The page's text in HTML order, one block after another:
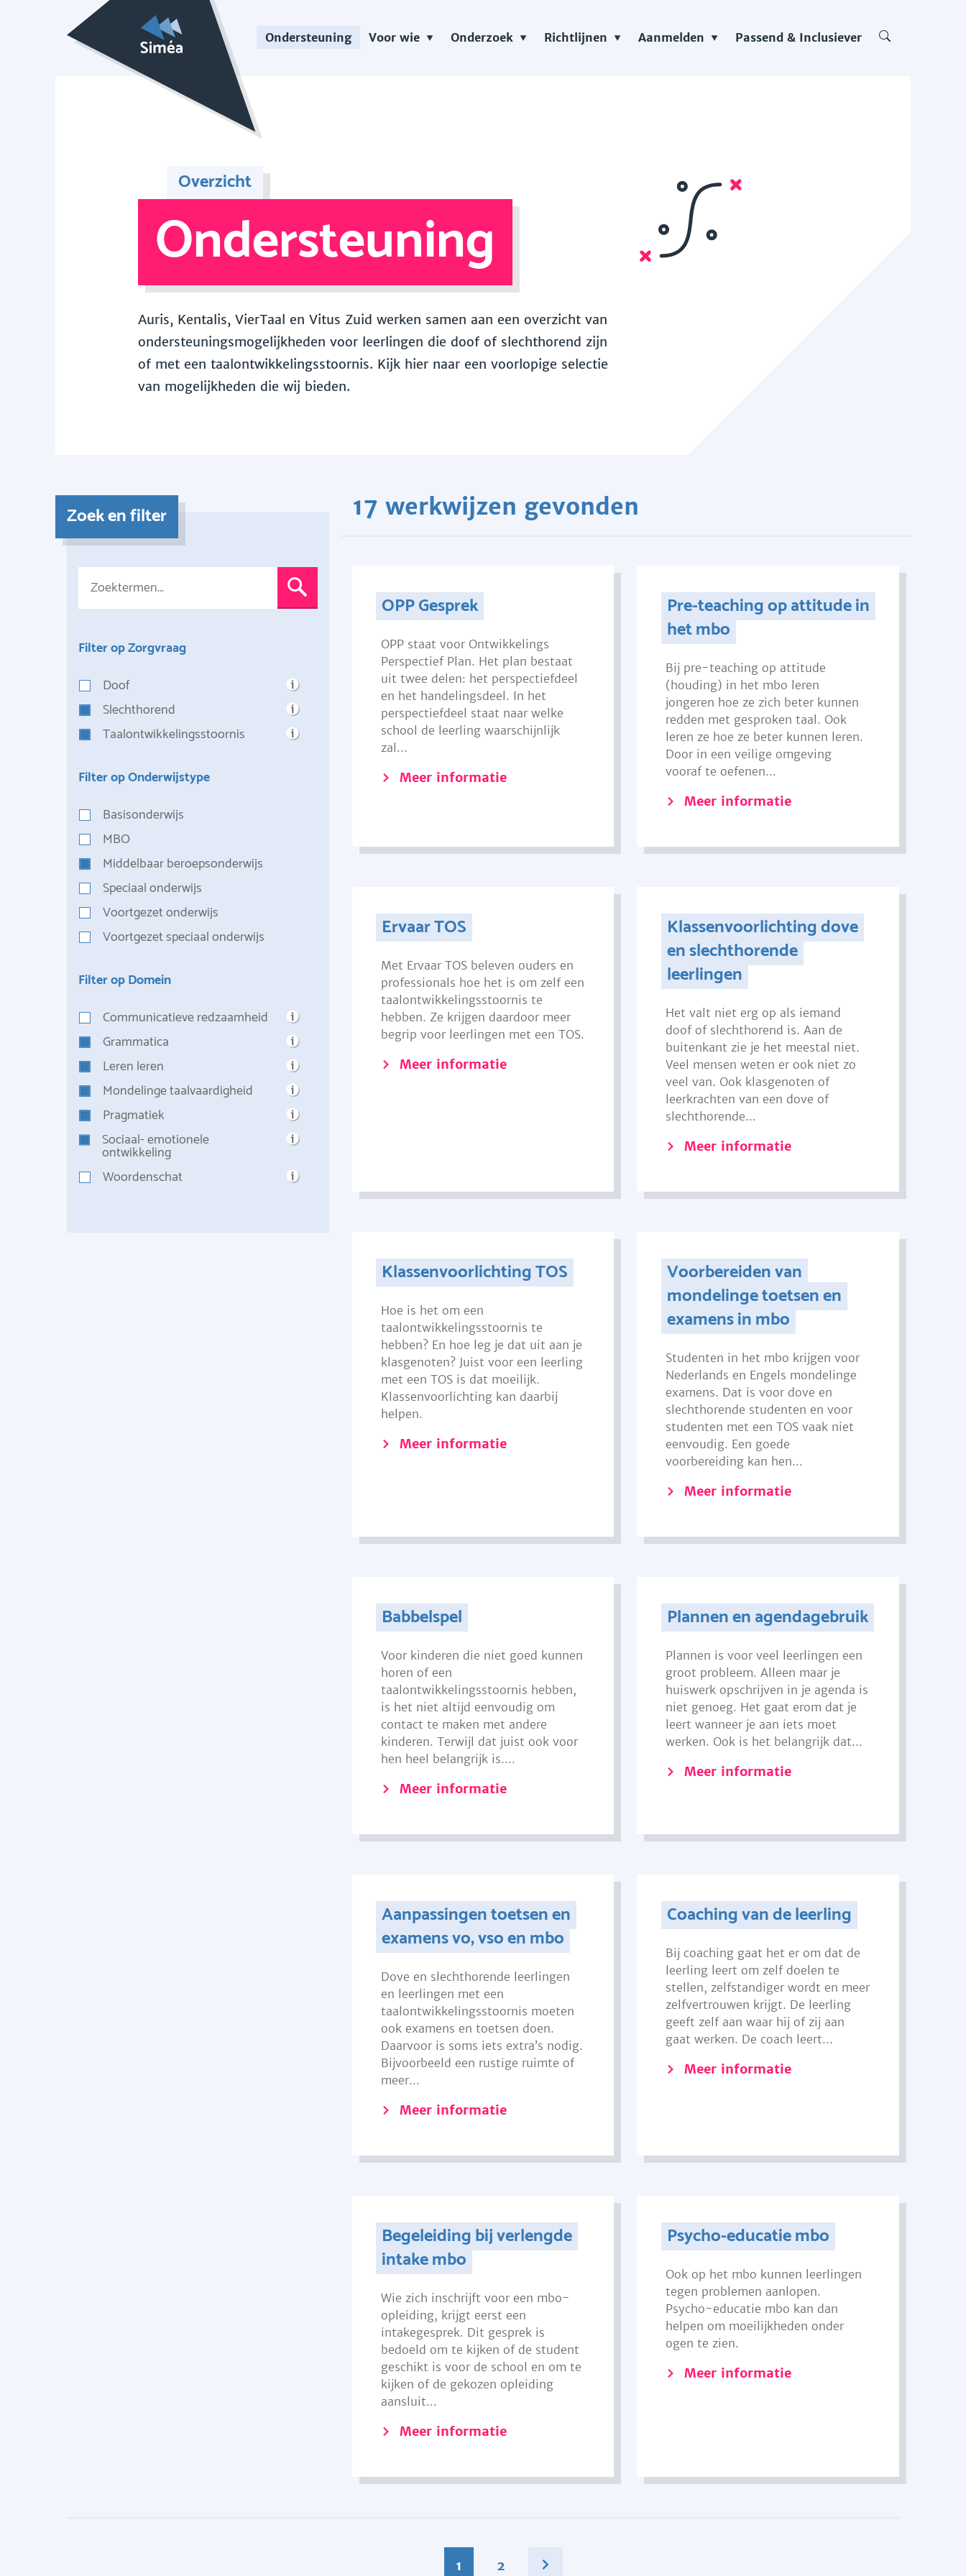
Ondersteuning Voor wie Onderzoek Richtlijnen Aanmelden Passend & Inclusiever
Overzicht
Ondersteuning
Auris, Kentalis, VierTaal en Vitus Zuid werken samen aan een overzicht van
ondersteuningsmogelijkheden voor leerlingen die doof of slechthorend zijn
of met een taalontwikkelingsstoornis. Kijk hier naar een voorlopige selectie
van mogelijkheden die wij bieden.
Zoek en filter
Filter op Zorgvraag
Doof
Slechthorend
Taalontwikkelingsstoornis
Filter op Onderwijstype
Basisonderwijs
MBO
Middelbaar beroepsonderwijs
Speciaal onderwijs
Voortgezet onderwijs
Voortgezet speciaal onderwijs
Filter op Domein
Communicatieve redzaamheid
Grammatica
Leren leren
Mondelinge taalvaardigheid
Pragmatiek
Sociaal- emotionele
ontwikkeling
Woordenschat
17 werkwijzen gevonden
OPP Gesprek
OPP staat voor Ontwikkelings
Perspectief Plan. Het plan bestaat
uit twee delen: het perspectiefdeel
en het handelingsdeel. In het
perspectiefdeel staat naar welke
school de leerling waarschijnlijk
zal...
Meer informatie
Pre-teaching op attitude in
het mbo
Bij pre-teaching op attitude
(houding) in het mbo leren
jongeren hoe ze zich beter kunnen
redden met gesproken taal. Ook
leren ze hoe ze beter kunnen leren.
Door in een veilige omgeving
vooraf te oefenen...
Meer informatie
Ervaar TOS
Met Ervaar TOS beleven ouders en
professionals hoe het is om zelf een
taalontwikkelingsstoornis te
hebben. Ze krijgen daardoor meer
begrip voor leerlingen met een TOS.
Meer informatie
Klassenvoorlichting dove
en slechthorende
leerlingen
Het valt niet erg op als iemand
doof of slechthorend is. Aan de
buitenkant zie je het meestal niet.
Veel mensen weten er ook niet zo
veel van. Ook klasgenoten of
leerkrachten van een dove of
slechthorende...
Meer informatie
Klassenvoorlichting TOS
Hoe is het om een
taalontwikkelingsstoornis te
hebben? En hoe leg je dat uit aan je
klasgenoten? Juist voor een leerling
met een TOS is dat moeilijk.
Klassenvoorlichting kan daarbij
helpen.
Meer informatie
Voorbereiden van
mondelinge toetsen en
examens in mbo
Studenten in het mbo krijgen voor
Nederlands en Engels mondelinge
examens. Dat is voor dove en
slechthorende studenten en voor
studenten met een TOS vaak niet
eenvoudig. Een goede
voorbereiding kan hen...
Meer informatie
Babbelspel
Voor kinderen die niet goed kunnen
horen of een
taalontwikkelingsstoornis hebben,
is het niet altijd eenvoudig om
contact te maken met andere
kinderen. Terwijl dat juist ook voor
hen heel belangrijk is....
Meer informatie
Plannen en agendagebruik
Plannen is voor veel leerlingen een
groot probleem. Alleen maar je
huiswerk opschrijven in je agenda is
niet genoeg. Het gaat erom dat je
leert wanneer je aan iets moet
werken. Ook is het belangrijk dat...
Meer informatie
Aanpassingen toetsen en
examens vo, vso en mbo
Dove en slechthorende leerlingen
en leerlingen met een
taalontwikkelingsstoornis moeten
ook examens en toetsen doen.
Daarvoor is soms iets extra’s nodig.
Bijvoorbeeld een rustige ruimte of
meer...
Meer informatie
Coaching van de leerling
Bij coaching gaat het er om dat de
leerling leert om zelf doelen te
stellen, zelfstandiger wordt en meer
zelfvertrouwen krijgt. De leerling
geeft zelf aan waar hij of zij aan
gaat werken. De coach leert...
Meer informatie
Begeleiding bij verlengde
intake mbo
Wie zich inschrijft voor een mbo-
opleiding, krijgt eerst een
intakegesprek. Dit gesprek is
bedoeld om te kijken of de student
geschikt is voor de school en om te
kijken of de gekozen opleiding
aansluit...
Meer informatie
Psycho-educatie mbo
Ook op het mbo kunnen leerlingen
tegen problemen aanlopen.
Psycho-educatie mbo kan dan
helpen om moeilijkheden onder
ogen te zien.
Meer informatie
1 2